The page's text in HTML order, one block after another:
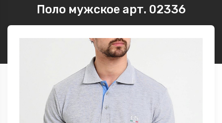
Поло мужское арт. 02336